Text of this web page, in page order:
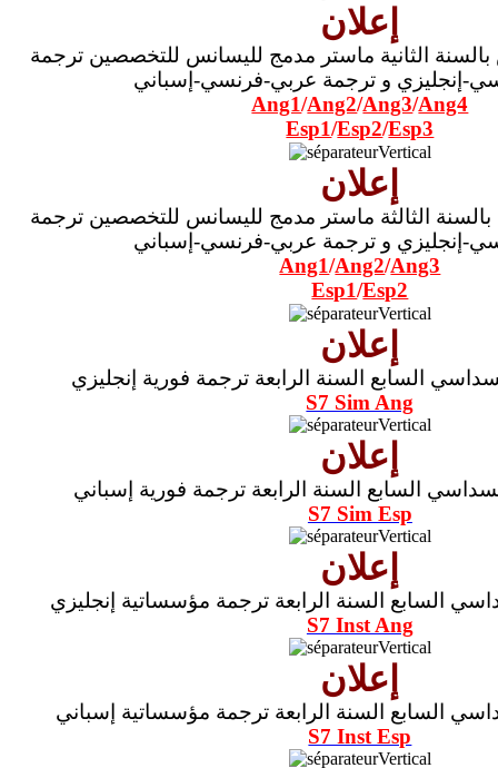
إعلان
الثانية ماستر مدمج لليسانس للتخصصين ترجمة
إنجليزي و ترجمة عربي-فرنسي-إسباني
Ang1/Ang2/Ang3/Ang4
Esp1/Esp2/Esp3
إعلان
الثالثة ماستر مدمج لليسانس للتخصصين ترجمة
إنجليزي و ترجمة عربي-فرنسي-إسباني
Ang1/Ang2/Ang3
Esp1/Esp2
إعلان
السابع السنة الرابعة ترجمة فورية إنجليزي
S7 Sim Ang
إعلان
السابع السنة الرابعة ترجمة فورية إسباني
S7 Sim Esp
إعلان
السابع السنة الرابعة ترجمة مؤسساتية إنجليزي
S7 Inst Ang
إعلان
السابع السنة الرابعة ترجمة مؤسساتية إسباني
S7 Inst Esp